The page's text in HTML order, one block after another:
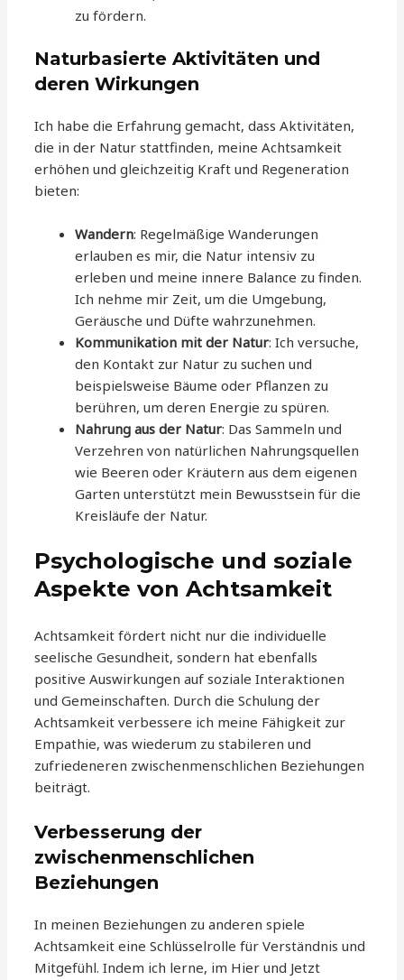
zu fördern.
Naturbasierte Aktivitäten und
deren Wirkungen
Ich habe die Erfahrung gemacht, dass Aktivitäten,
die in der Natur stattfinden, meine Achtsamkeit
erhöhen und gleichzeitig Kraft und Regeneration
bieten:
Wandern: Regelmäßige Wanderungen
erlauben es mir, die Natur intensiv zu
erleben und meine innere Balance zu finden.
Ich nehme mir Zeit, um die Umgebung,
Geräusche und Düfte wahrzunehmen.
Kommunikation mit der Natur: Ich versuche,
den Kontakt zur Natur zu suchen und
beispielsweise Bäume oder Pflanzen zu
berühren, um deren Energie zu spüren.
Nahrung aus der Natur: Das Sammeln und
Verzehren von natürlichen Nahrungsquellen
wie Beeren oder Kräutern aus dem eigenen
Garten unterstützt mein Bewusstsein für die
Kreisläufe der Natur.
Psychologische und soziale
Aspekte von Achtsamkeit
Achtsamkeit fördert nicht nur die individuelle
seelische Gesundheit, sondern hat ebenfalls
positive Auswirkungen auf soziale Interaktionen
und Gemeinschaften. Durch die Schulung der
Achtsamkeit verbessere ich meine Fähigkeit zur
Empathie, was wiederum zu stabileren und
zufriedeneren zwischenmenschlichen Beziehungen
beiträgt.
Verbesserung der
zwischenmenschlichen
Beziehungen
In meinen Beziehungen zu anderen spiele
Achtsamkeit eine Schlüsselrolle für Verständnis und
Mitgefühl. Indem ich lerne, im Hier und Jetzt